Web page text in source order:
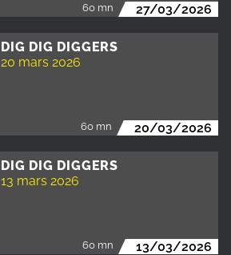
60 mn 27/03/2026
DIG DIG DIGGERS
20 mars 2026
60 mn 20/03/2026
DIG DIG DIGGERS
13 mars 2026
60 mn 13/03/2026